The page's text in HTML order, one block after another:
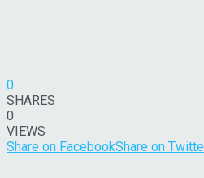
0
SHARES
0
VIEWS
Share on FacebookShare on